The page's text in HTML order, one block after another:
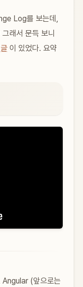
Log를 보는데,
래서 문득 보니
이 있었다. 요약
Angular (앞으로는